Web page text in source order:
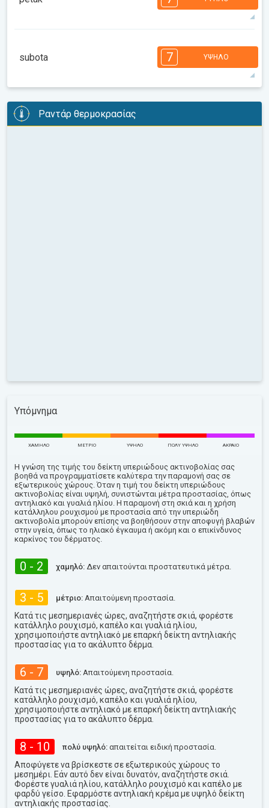
08:00 14:00
9 h 06:31 20:32 27°μέγιστη
14:00
3
10 h 06:32 20:30 27°μέγιστη
subota 7 ΥΨΗΛΌ
2
08:00
4 5
Ραντάρ θερμοκρασίας
Υπόμνημα
ΧΑΜΗΛΌ ΜΈΤΡΙΟ ΥΨΗΛΌ ΠΟΛΎ ΥΨΗΛΌ ΑΚΡΑΊΟ
Η γνώση της τιμής του δείκτη υπεριώδους ακτινοβολίας σας
βοηθά να προγραμματίσετε καλύτερα την παραμονή σας σε
εξωτερικούς χώρους. Όταν η τιμή του δείκτη υπεριώδους
ακτινοβολίας είναι υψηλή, συνιστώνται μέτρα προστασίας, όπως
αντηλιακό και γυαλιά ηλίου. Η παραμονή στη σκιά και η χρήση
κατάλληλου ρουχισμού με προστασία από την υπεριώδη
ακτινοβολία μπορούν επίσης να βοηθήσουν στην αποφυγή βλαβών
στην υγεία, όπως το ηλιακό έγκαυμα ή ακόμη και ο επικίνδυνος
καρκίνος του δέρματος.
0 - 2 χαμηλό: Δεν απαιτούνται προστατευτικά μέτρα.
3 - 5 μέτριο: Απαιτούμενη προστασία.
Κατά τις μεσημεριανές ώρες, αναζητήστε σκιά, φορέστε
κατάλληλο ρουχισμό, καπέλο και γυαλιά ηλίου,
χρησιμοποιήστε αντηλιακό με επαρκή δείκτη αντηλιακής
προστασίας για το ακάλυπτο δέρμα.
6 - 7 υψηλό: Απαιτούμενη προστασία.
Κατά τις μεσημεριανές ώρες, αναζητήστε σκιά, φορέστε
κατάλληλο ρουχισμό, καπέλο και γυαλιά ηλίου,
χρησιμοποιήστε αντηλιακό με επαρκή δείκτη αντηλιακής
προστασίας για το ακάλυπτο δέρμα.
8 - 10 πολύ υψηλό: απαιτείται ειδική προστασία.
Αποφύγετε να βρίσκεστε σε εξωτερικούς χώρους το
μεσημέρι. Εάν αυτό δεν είναι δυνατόν, αναζητήστε σκιά.
Φορέστε γυαλιά ηλίου, κατάλληλο ρουχισμό και καπέλο με
φαρδύ γείσο. Εφαρμόστε αντηλιακή κρέμα με υψηλό δείκτη
αντηλιακής προστασίας.